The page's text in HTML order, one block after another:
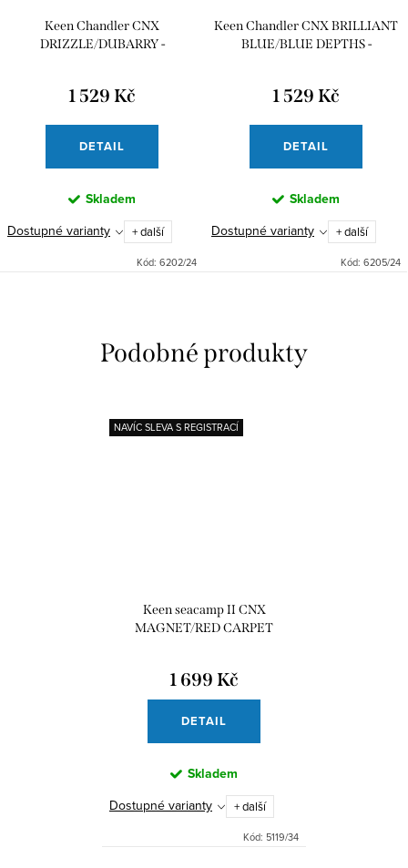
Keen Chandler CNX
DRIZZLE/DUBARRY -
1 529 Kč
DETAIL
Skladem
Dostupné varianty + další
Kód: 6202/24
Keen Chandler CNX BRILLIANT
BLUE/BLUE DEPTHS -
1 529 Kč
DETAIL
Skladem
Dostupné varianty + další
Kód: 6205/24
NAVÍC SLEVA S REGISTRACÍ
Keen seacamp II CNX
MAGNET/RED CARPET
1 699 Kč
DETAIL
Skladem
Dostupné varianty + další
Kód: 5119/34